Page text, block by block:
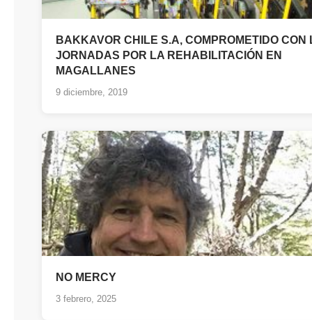
BAKKAVOR CHILE S.A, COMPROMETIDO CON
JORNADAS POR LA REHABILITACIÓN EN
MAGALLANES
9 diciembre, 2019
NO MERCY
3 febrero, 2025